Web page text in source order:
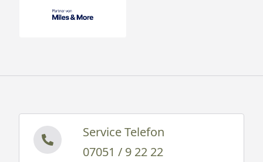
Service Telefon
07051 / 9 22 22